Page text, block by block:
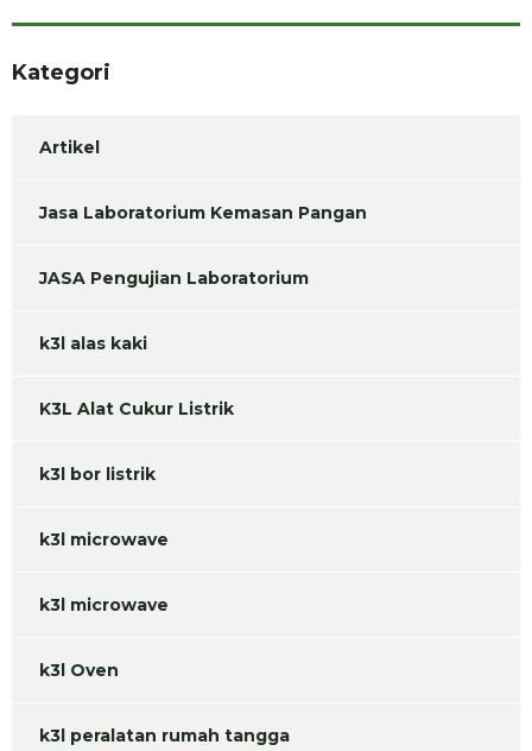
Kategori
Artikel
Jasa Laboratorium Kemasan Pangan
JASA Pengujian Laboratorium
k3l alas kaki
K3L Alat Cukur Listrik
k3l bor listrik
k3l microwave
k3l microwave
k3l Oven
k3l peralatan rumah tangga